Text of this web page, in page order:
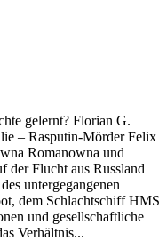
gelernt? Florian G.
– Rasputin-Mörder Felix
Romanowna und
der Flucht aus Russland
untergegangenen
dem Schlachtschiff HMS
und gesellschaftliche
Verhältnis...